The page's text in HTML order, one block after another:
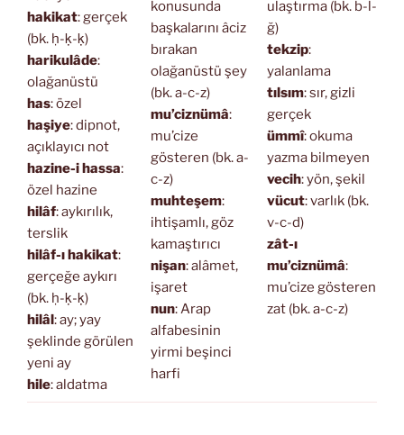
hakikat: gerçek
(bk. ḥ-ḳ-ḳ)
harikulâde:
olağanüstü
has: özel
haşiye: dipnot,
açıklayıcı not
hazine-i hassa:
özel hazine
hilâf: aykırılık,
terslik
hilâf-ı hakikat:
gerçeğe aykırı
(bk. ḥ-ḳ-ḳ)
hilâl: ay; yay
şeklinde görülen
yeni ay
hile: aldatma
konusunda
başkalarını âciz
bırakan
olağanüstü şey
(bk. a-c-z)
mu’ciznümâ:
mu’cize
gösteren (bk. a-
c-z)
muhteşem:
ihtişamlı, göz
kamaştırıcı
nişan: alâmet,
işaret
nun: Arap
alfabesinin
yirmi beşinci
harfi
ulaştırma (bk. b-l-
ğ)
tekzip:
yalanlama
tılsım: sır, gizli
gerçek
ümmî: okuma
yazma bilmeyen
vecih: yön, şekil
vücut: varlık (bk.
v-c-d)
zât-ı
mu’ciznümâ:
mu’cize gösteren
zat (bk. a-c-z)